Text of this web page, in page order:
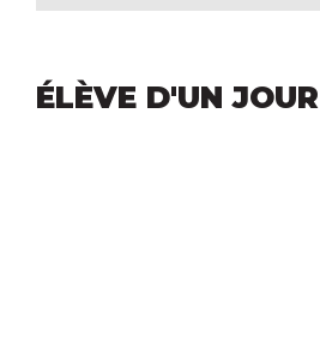
ÉLÈVE D'UN JOUR